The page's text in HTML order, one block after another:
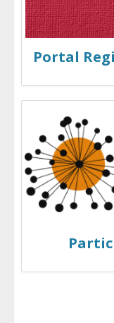
Portal